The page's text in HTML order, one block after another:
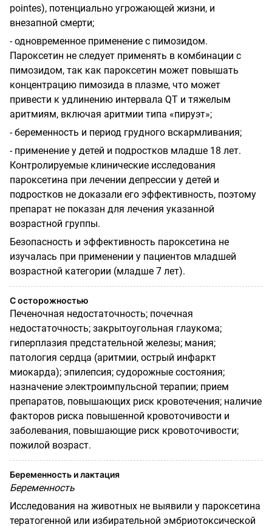
pointes), потенциально угрожающей жизни, и
внезапной смерти;
- одновременное применение с пимозидом.
Пароксетин не следует применять в комбинации с
пимозидом, так как пароксетин может повышать
концентрацию пимозида в плазме, что может
привести к удлинению интервала QT и тяжелым
аритмиям, включая аритмии типа «пируэт»;
- беременность и период грудного вскармливания;
- применение у детей и подростков младше 18 лет.
Контролируемые клинические исследования
пароксетина при лечении депрессии у детей и
подростков не доказали его эффективность, поэтому
препарат не показан для лечения указанной
возрастной группы.
Безопасность и эффективность пароксетина не
изучалась при применении у пациентов младшей
возрастной категории (младше 7 лет).
С осторожностью
Печеночная недостаточность; почечная
недостаточность; закрытоугольная глаукома;
гиперплазия предстательной железы; мания;
патология сердца (аритмии, острый инфаркт
миокарда); эпилепсия; судорожные состояния;
назначение электроимпульсной терапии; прием
препаратов, повышающих риск кровотечения; наличие
факторов риска повышенной кровоточивости и
заболевания, повышающие риск кровоточивости;
пожилой возраст.
Беременность и лактация
Беременность
Исследования на животных не выявили у пароксетина
тератогенной или избирательной эмбриотоксической